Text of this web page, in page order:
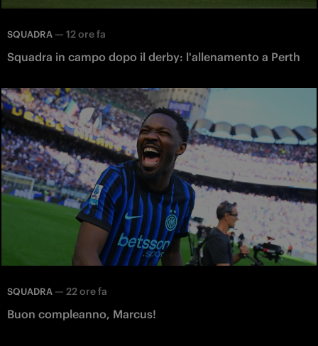
SQUADRA — 12 ore fa
Squadra in campo dopo il derby: l'allenamento a Perth
SQUADRA — 22 ore fa
Buon compleanno, Marcus!